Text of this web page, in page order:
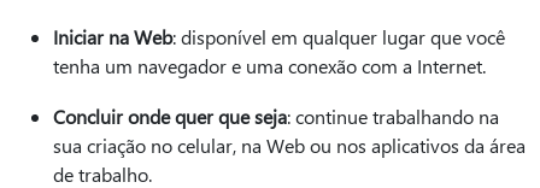
Iniciar na Web: disponível em qualquer lugar que você
tenha um navegador e uma conexão com a Internet.
Concluir onde quer que seja: continue trabalhando na
sua criação no celular, na Web ou nos aplicativos da área
de trabalho.